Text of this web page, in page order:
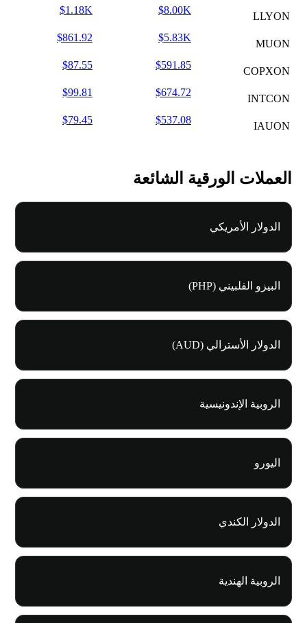
LLYON
$8.00K
$1.18K
MUON
$5.83K
$861.92
COPXON
$591.85
$87.55
INTCON
$674.72
$99.81
IAUON
$537.08
$79.45
العملات الورقية الشائعة
الدولار الأمريكي
البيزو الفلبيني (PHP)
الدولار الأسترالي (AUD)
الروبية الإندونيسية
اليورو
الدولار الكندي
الروبية الهندية